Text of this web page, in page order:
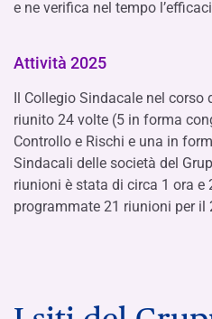
e ne verifica nel tempo
Attività 2025
Il Collegio Sindacale nel corso
riunito 24 volte (5 in forma
Controllo e Rischi e una in
Sindacali delle società del
riunioni è stata di circa 1 ora e
programmate 21 riunioni per il